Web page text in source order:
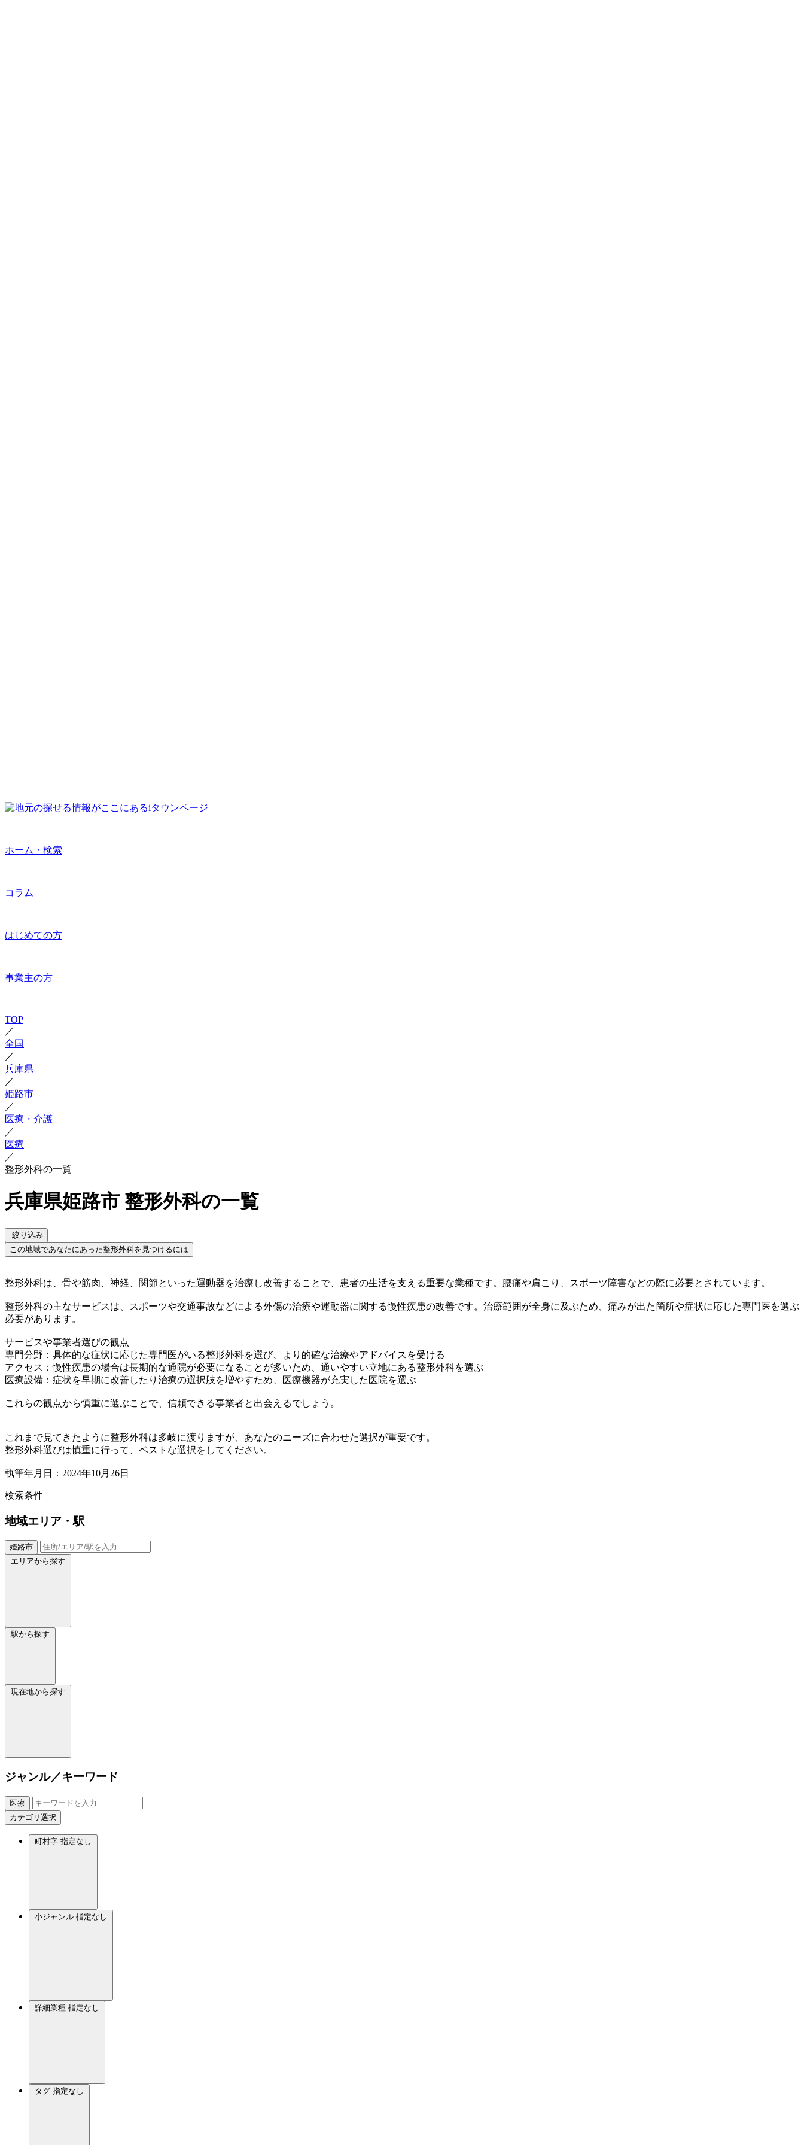
ホーム・検索
コラム
はじめての方
事業主の方
TOP
／
全国
／
兵庫県
／
姫路市
／
医療・介護
／
医療
／
整形外科の一覧
兵庫県姫路市 整形外科の一覧
絞り込み
この地域であなたにあった整形外科を見つけるには
整形外科は、骨や筋肉、神経、関節といった運動器を治療し改善することで、患者の生活を支える重要な業種です。腰痛や肩こり、スポーツ障害などの際に必要とされています。
整形外科の主なサービスは、スポーツや交通事故などによる外傷の治療や運動器に関する慢性疾患の改善です。治療範囲が全身に及ぶため、痛みが出た箇所や症状に応じた専門医を選ぶ
必要があります。
サービスや事業者選びの観点
専門分野：具体的な症状に応じた専門医がいる整形外科を選び、より的確な治療やアドバイスを受ける
アクセス：慢性疾患の場合は長期的な通院が必要になることが多いため、通いやすい立地にある整形外科を選ぶ
医療設備：症状を早期に改善したり治療の選択肢を増やすため、医療機器が充実した医院を選ぶ
これらの観点から慎重に選ぶことで、信頼できる事業者と出会えるでしょう。
これまで見てきたように整形外科は多岐に渡りますが、あなたのニーズに合わせた選択が重要です。
整形外科選びは慎重に行って、ベストな選択をしてください。
執筆年月日：2024年10月26日
検索条件
地域エリア・駅
姫路市
エリアから探す
駅から探す
現在地から探す
ジャンル／キーワード
医療
カテゴリ選択
町村字 指定なし
小ジャンル 指定なし
詳細業種 指定なし
タグ 指定なし